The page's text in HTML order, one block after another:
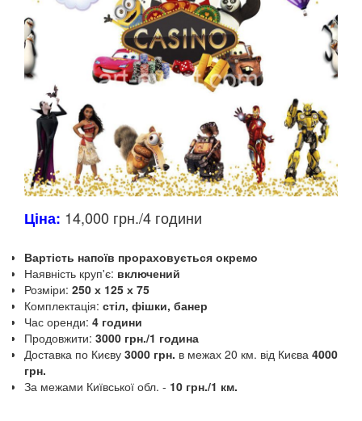
Ціна: 14,000 грн./4 години
Вартість напоїв прораховується окремо
Наявність круп'є: включений
Розміри: 250 х 125 х 75
Комплектація: стіл, фішки, банер
Час оренди: 4 години
Продовжити: 3000 грн./1 година
Доставка по Києву 3000 грн. в межах 20 км. від Києва 4000
грн.
За межами Київської обл. - 10 грн./1 км.